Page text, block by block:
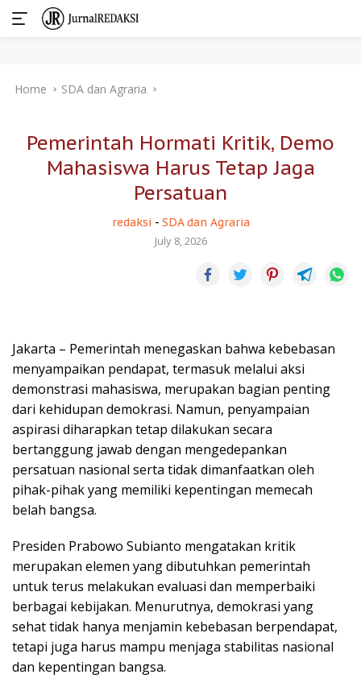
Home SDA dan Agraria
Pemerintah Hormati Kritik, Demo
Mahasiswa Harus Tetap Jaga
Persatuan
redaksi - SDA dan Agraria
July 8, 2026
Jakarta – Pemerintah menegaskan bahwa kebebasan
menyampaikan pendapat, termasuk melalui aksi
demonstrasi mahasiswa, merupakan bagian penting
dari kehidupan demokrasi. Namun, penyampaian
aspirasi diharapkan tetap dilakukan secara
bertanggung jawab dengan mengedepankan
persatuan nasional serta tidak dimanfaatkan oleh
pihak-pihak yang memiliki kepentingan memecah
belah bangsa.
Presiden Prabowo Subianto mengatakan kritik
merupakan elemen yang dibutuhkan pemerintah
untuk terus melakukan evaluasi dan memperbaiki
berbagai kebijakan. Menurutnya, demokrasi yang
sehat tidak hanya menjamin kebebasan berpendapat,
tetapi juga harus mampu menjaga stabilitas nasional
dan kepentingan bangsa.